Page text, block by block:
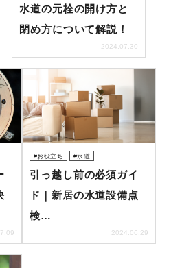
道救急センタ
かける
！
水道の元栓の開け方と
閉め方について解説！
2024.07.30
お役立ち 水道
引っ越し前の必須ガイ
ド｜新居の水道設備点
検…
2024.06.29